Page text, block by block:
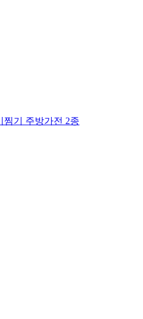
찜기 주방가전 2종